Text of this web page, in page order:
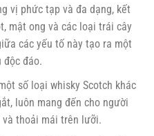
vị phức tạp và đa dạng, kết
mật ong và các loại trái cây
các yếu tố này tạo ra một
đáo.
số loại whisky Scotch khác
luôn mang đến cho người
thoải mái trên lưỡi.